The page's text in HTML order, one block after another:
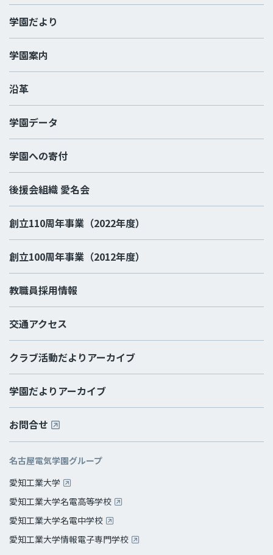
学園だより
学園案内
沿革
学園データ
学園への寄付
後援会組織 愛名会
創立110周年事業（2022年度）
創立100周年事業（2012年度）
教職員採用情報
交通アクセス
クラブ活動だよりアーカイブ
学園だよりアーカイブ
お問合せ
名古屋電気学園グループ
愛知工業大学
愛知工業大学名電高等学校
愛知工業大学名電中学校
愛知工業大学情報電子専門学校